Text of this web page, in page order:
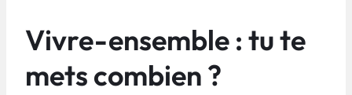
Vivre-ensemble : tu te
mets combien ?